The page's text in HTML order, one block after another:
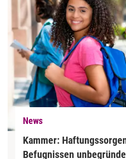
News
Kammer:
Befugnissen